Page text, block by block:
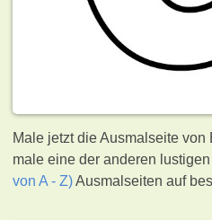
Male jetzt die Ausmalseite von
male eine der anderen
von A - Z)Ausmalseiten auf